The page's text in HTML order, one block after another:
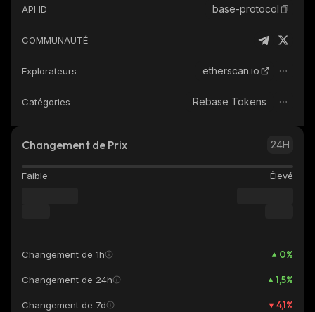
API ID base-protocol
COMMUNAUTÉ
Explorateurs etherscan.io
Catégories Rebase Tokens
Changement de Prix 24H
Faible Élevé
Changement de 1h 0%
Changement de 24h 1,5%
Changement de 7d 4,1%